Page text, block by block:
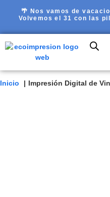
🌴 Nos vamos de
Volvemos el 31 con las
Inicio Impresión Digital de